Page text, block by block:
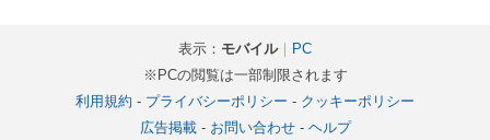
表示： モバイル｜ PC
※PCの閲覧は一部制限されます
利用規約 - プライバシーポリシー - クッキーポリシー
広告掲載- お問い合わせ- ヘルプ